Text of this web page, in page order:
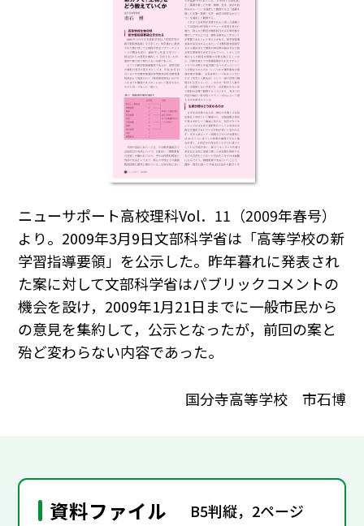
ニューサポート高校理科Vol．11（2009年春号）
より。2009年3月9日文部科学省は「高等学校の新
学習指導要領」を公示した。昨年暮れに発表され
た案に対して文部科学省はパブリックコメントの
機会を設け，2009年1月21日までに一般市民から
の意見を集約して，公示となったが，前回の案と
殆ど変わらない内容であった。
国分寺高等学校 市石博
資料ファイル B5判縦，2ページ